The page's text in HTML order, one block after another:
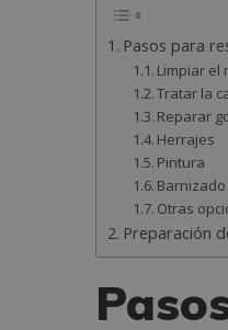
Pasos para
Limpiar el
Tratar la
Reparar
Herrajes
Pintura
Otras
Preparación